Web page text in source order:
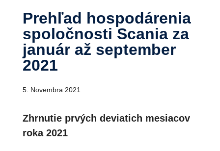
Prehľad hospodárenia
spoločnosti Scania za
január až september
2021
5. Novembra 2021
Zhrnutie prvých deviatich mesiacov
roka 2021